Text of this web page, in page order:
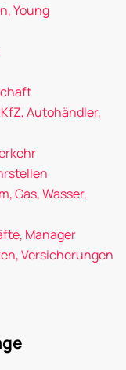
Young
Autohändler,
Gas, Wasser,
Manager
Versicherungen